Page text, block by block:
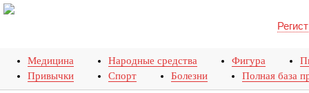
Медицина Народные средства Фигура
Привычки
Спорт Болезни Полная база